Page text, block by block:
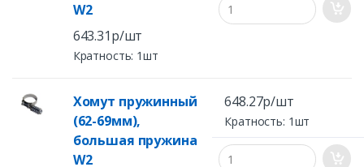
W2
643.31р/шт
Кратность: 1шт
Хомут пружинный
(62-69мм),
большая пружина
W2
648.27р/шт
Кратность: 1шт